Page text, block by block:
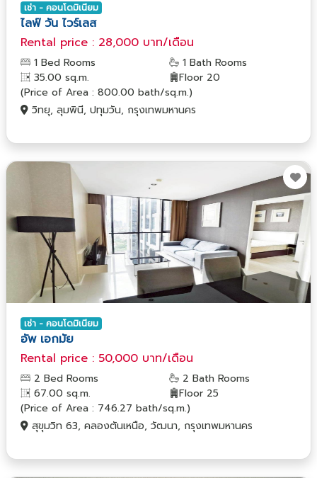
เช่า - คอนโดมิเนียม
ไลฟ์ วัน ไวร์เลส
Rental price : 28,000 บาท/เดือน
1 Bed Rooms
1 Bath Rooms
35.00 sq.m.
Floor 20
(Price of Area : 800.00 bath/sq.m.)
วิทยุ, ลุมพินี, ปทุมวัน, กรุงเทพมหานคร
เช่า - คอนโดมิเนียม
อัพ เอกมัย
Rental price : 50,000 บาท/เดือน
2 Bed Rooms
2 Bath Rooms
67.00 sq.m.
Floor 25
(Price of Area : 746.27 bath/sq.m.)
สุขุมวิท 63, คลองตันเหนือ, วัฒนา, กรุงเทพมหานคร